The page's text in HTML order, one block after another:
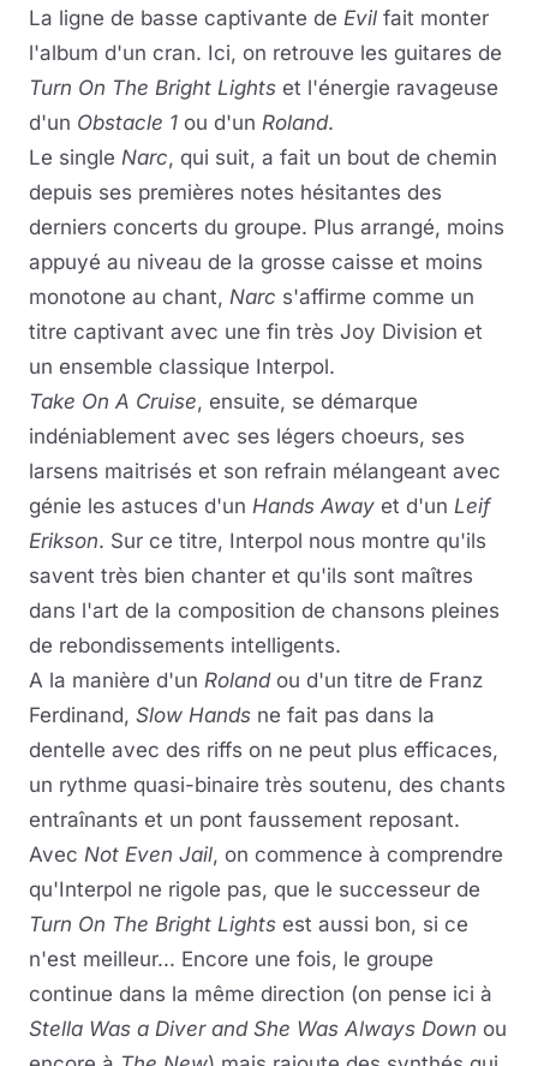
La ligne de basse captivante de Evil fait monter
l'album d'un cran. Ici, on retrouve les guitares de
Turn On The Bright Lights et l'énergie ravageuse
d'un Obstacle 1 ou d'un Roland.
Le single Narc, qui suit, a fait un bout de chemin
depuis ses premières notes hésitantes des
derniers concerts du groupe. Plus arrangé, moins
appuyé au niveau de la grosse caisse et moins
monotone au chant, Narc s'affirme comme un
titre captivant avec une fin très Joy Division et
un ensemble classique Interpol.
Take On A Cruise, ensuite, se démarque
indéniablement avec ses légers choeurs, ses
larsens maitrisés et son refrain mélangeant avec
génie les astuces d'un Hands Away et d'un Leif
Erikson. Sur ce titre, Interpol nous montre qu'ils
savent très bien chanter et qu'ils sont maîtres
dans l'art de la composition de chansons pleines
de rebondissements intelligents.
A la manière d'un Rolandou d'un titre de Franz
Ferdinand, Slow Hands ne fait pas dans la
dentelle avec des riffs on ne peut plus efficaces,
un rythme quasi-binaire très soutenu, des chants
entraînants et un pont faussement reposant.
Avec Not Even Jail, on commence à comprendre
qu'Interpol ne rigole pas, que le successeur de
Turn On The Bright Lights est aussi bon, si ce
n'est meilleur... Encore une fois, le groupe
continue dans la même direction (on pense ici à
Stella Was a Diver and She Was Always Down ou